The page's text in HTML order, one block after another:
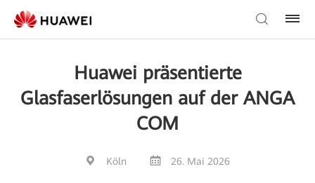
Huawei präsentierte
Glasfaserlösungen auf der ANGA
COM
Köln 26. Mai 2026